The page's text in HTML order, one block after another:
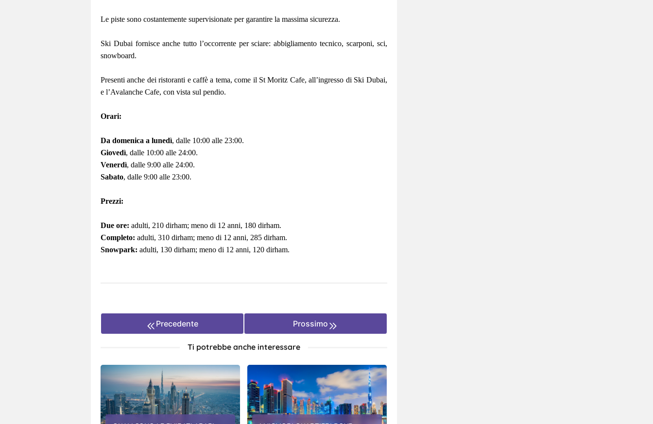
Le piste sono costantemente supervisionate per garantire la massima sicurezza.
Ski Dubai fornisce anche tutto l’occorrente per sciare: abbigliamento tecnico, scarponi, sci,
snowboard.
Presenti anche dei ristoranti e caffè a tema, come il St Moritz Cafe, all’ingresso di Ski Dubai,
e l’Avalanche Cafe, con vista sul pendio.
Orari:
Da domenica a lunedì, dalle 10:00 alle 23:00.
Giovedì, dalle 10:00 alle 24:00.
Venerdì, dalle 9:00 alle 24:00.
Sabato, dalle 9:00 alle 23:00.
Prezzi:
Due ore: adulti, 210 dirham; meno di 12 anni, 180 dirham.
Completo: adulti, 310 dirham; meno di 12 anni, 285 dirham.
Snowpark: adulti, 130 dirham; meno di 12 anni, 120 dirham.
Precedente Prossimo
Ti potrebbe anche interessare